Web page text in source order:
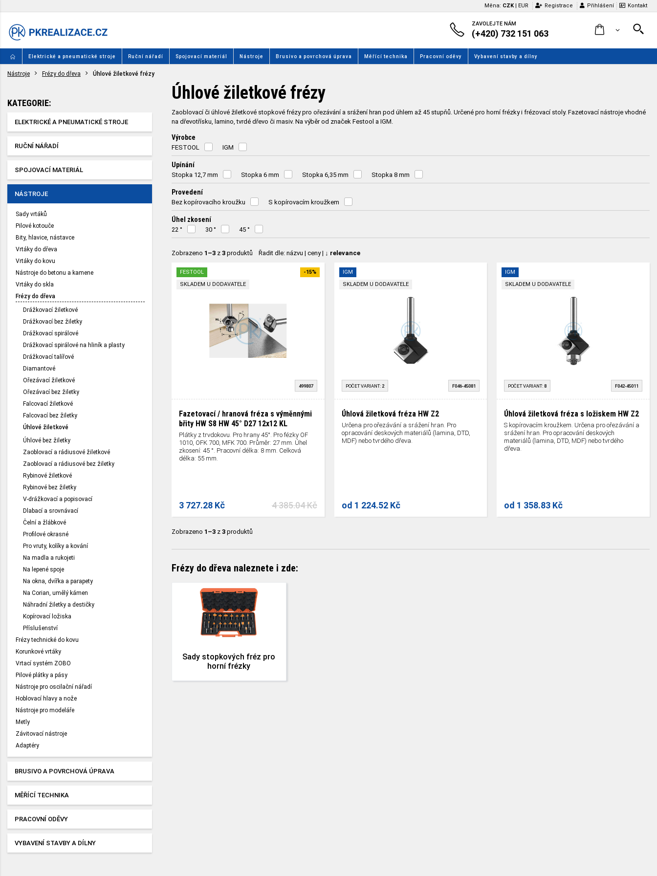
Měna: CZK | EUR Registrace Přihlášení Kontakt
ZAVOLEJTE NÁM
(+420) 732 151 063
Elektrické a pneumatické stroje Ruční nářadí Spojovací materiál Nástroje Brusivo a povrchová úprava Měřící technika Pracovní oděvy Vybavení stavby a dílny
Nástroje Frézy do dřeva Úhlové žiletkové frézy
Úhlové žiletkové frézy
Zaoblovací či úhlové žiletkové stopkové frézy pro ořezávání a srážení hran pod úhlem až 45 stupňů. Určené pro horní frézky i frézovací stoly. Fazetovací nástroje vhodné
na dřevotřísku, lamino, tvrdé dřevo či masiv. Na výběr od značek Festool a IGM.
Výrobce
FESTOOL IGM
Upínání
Stopka 12,7 mm Stopka 6 mm Stopka 6,35 mm Stopka 8 mm
Provedení
Bez kopírovacího kroužku S kopírovacím kroužkem
Úhel zkosení
22 ° 30 ° 45 °
Zobrazeno 1–3 z 3 produktů Řadit dle: názvu | ceny| ↓ relevance
FESTOOL
SKLADEM U DODAVATELE
-15%
499807
Fazetovací / hranová fréza s výměnnými
břity HW S8 HW 45° D27 12x12 KL
Plátky z trvdokovu. Pro hrany 45°. Pro fézky OF
1010, OFK 700, MFK 700. Průměr: 27 mm. Úhel
zkosení: 45 °. Pracovní délka: 8 mm. Celková
délka: 55 mm.
4 385.04 Kč
3 727.28 Kč
IGM
SKLADEM U DODAVATELE
POČET VARIANT: 2 F046-45081
Úhlová žiletková fréza HW Z2
Určena pro ořezávání a srážení hran. Pro
opracování deskových materiálů (lamina, DTD,
MDF) nebo tvrdého dřeva.
od 1 224.52 Kč
IGM
SKLADEM U DODAVATELE
POČET VARIANT: 8 F042-45011
Úhlová žiletková fréza s ložiskem HW Z2
S kopírovacím kroužkem. Určena pro ořezávání a
srážení hran. Pro opracování deskových
materiálů (lamina, DTD, MDF) nebo tvrdého
dřeva.
od 1 358.83 Kč
Zobrazeno 1–3 z 3 produktů
Frézy do dřeva naleznete i zde:
Sady stopkových fréz pro
horní frézky
KATEGORIE:
ELEKTRICKÉ A PNEUMATICKÉ STROJE
RUČNÍ NÁŘADÍ
SPOJOVACÍ MATERIÁL
NÁSTROJE
Sady vrtáků
Pilové kotouče
Bity, hlavice, nástavce
Vrtáky do dřeva
Vrtáky do kovu
Nástroje do betonu a kamene
Vrtáky do skla
Frézy do dřeva
Drážkovací žiletkové
Drážkovací bez žiletky
Drážkovací spirálové
Drážkovací spirálové na hliník a plasty
Drážkovací talířové
Diamantové
Ořezávací žiletkové
Ořezávací bez žiletky
Falcovací žiletkové
Falcovací bez žiletky
Úhlové žiletkové
Úhlové bez žiletky
Zaoblovací a rádiusové žiletkové
Zaoblovací a rádiusové bez žiletky
Rybinové žiletkové
Rybinové bez žiletky
V-drážkovací a popisovací
Dlabací a srovnávací
Čelní a žlábkové
Profilové okrasné
Pro vruty, kolíky a kování
Na madla a rukojeti
Na lepené spoje
Na okna, dvířka a parapety
Na Corian, umělý kámen
Náhradní žiletky a destičky
Kopírovací ložiska
Příslušenství
Frézy technické do kovu
Korunkové vrtáky
Vrtací systém ZOBO
Pilové plátky a pásy
Nástroje pro oscilační nářadí
Hoblovací hlavy a nože
Nástroje pro modeláře
Metly
Závitovací nástroje
Adaptéry
BRUSIVO A POVRCHOVÁ ÚPRAVA
MĚŘÍCÍ TECHNIKA
PRACOVNÍ ODĚVY
VYBAVENÍ STAVBY A DÍLNY